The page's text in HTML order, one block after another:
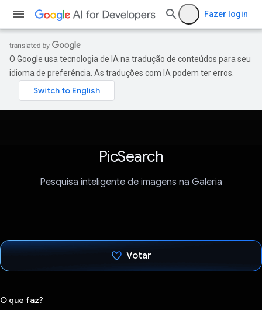
Fazer login
O Google usa tecnologia de IA na tradução de conteúdos para seu
idioma de preferência. As traduções com IA podem ter erros.
PicSearch
Pesquisa inteligente de imagens na Galeria
Votar
O que faz?